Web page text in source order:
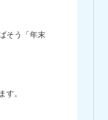
そう「年末
す。